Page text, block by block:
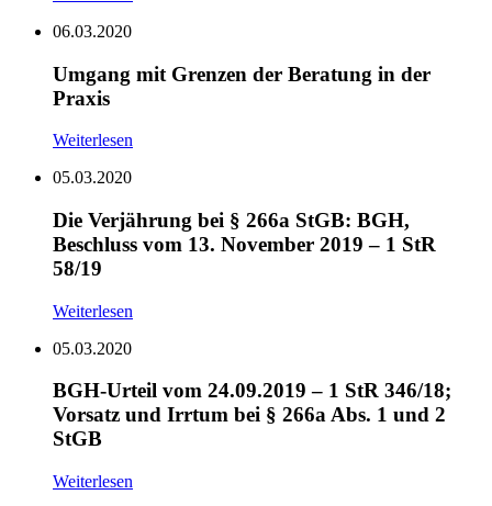
06.03.2020
Umgang mit Grenzen der Beratung in der
Praxis
Weiterlesen
05.03.2020
Die Verjährung bei § 266a StGB: BGH,
Beschluss vom 13. November 2019 – 1 StR
58/19
Weiterlesen
05.03.2020
BGH-Urteil vom 24.09.2019 – 1 StR 346/18;
Vorsatz und Irrtum bei § 266a Abs. 1 und 2
StGB
Weiterlesen